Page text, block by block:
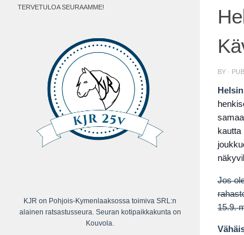
BY ·
kautta
Jos
15.9.
TERVETULOA SEURAAMME!
KJR on Pohjois-Kymenlaaksossa toimiva SRL:n
alainen ratsastusseura. Seuran kotipaikkakunta on
Kouvola.